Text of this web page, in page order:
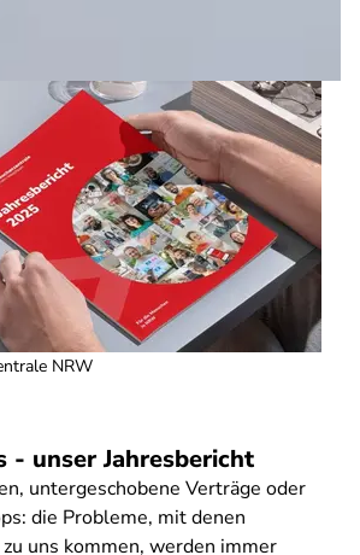
NRW
- unser Jahresbericht
untergeschobene Verträge oder
die Probleme, mit denen
uns kommen, werden immer